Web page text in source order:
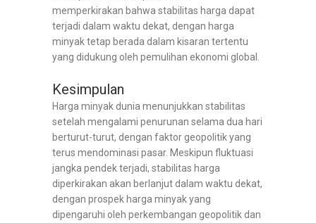
memperkirakan bahwa stabilitas harga dapat
terjadi dalam waktu dekat, dengan harga
minyak tetap berada dalam kisaran tertentu
yang didukung oleh pemulihan ekonomi global.
Kesimpulan
Harga minyak dunia menunjukkan stabilitas
setelah mengalami penurunan selama dua hari
berturut-turut, dengan faktor geopolitik yang
terus mendominasi pasar. Meskipun fluktuasi
jangka pendek terjadi, stabilitas harga
diperkirakan akan berlanjut dalam waktu dekat,
dengan prospek harga minyak yang
dipengaruhi oleh perkembangan geopolitik dan